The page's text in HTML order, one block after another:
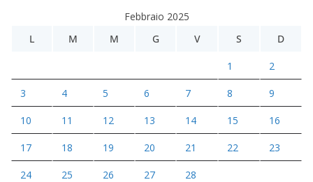
Febbraio 2025
L
M M G V S D
1 2
3 4 5 6 7 8 9
10 11 12 13 14 15 16
17 18 19 20 21 22 23
24 25 26 27 28